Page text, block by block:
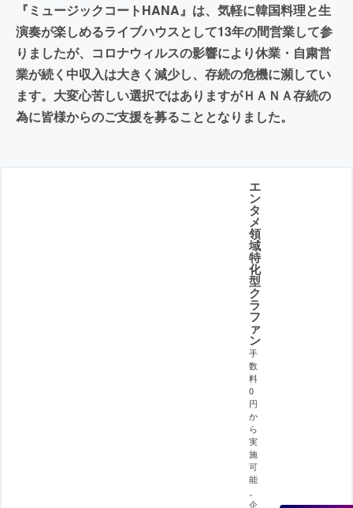
『ミュージックコートHANA』は、気軽に韓国料理と生
演奏が楽しめるライブハウスとして13年の間営業して参
りましたが、コロナウィルスの影響により休業・自粛営
業が続く中収入は大きく減少し、存続の危機に瀕してい
ます。大変心苦しい選択ではありますがＨＡＮＡ存続の
為に皆様からのご支援を募ることとなりました。
エ
ン
タ
メ
領
域
特
化
型
ク
ラ
フ
ァ
ン
手
数
料
0
円
か
ら
実
施
可
能
。
企